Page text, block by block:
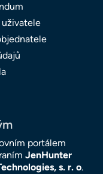
portálem
JenHunter
s. r. o.